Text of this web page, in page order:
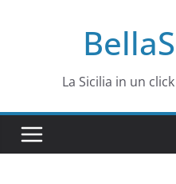
La Sicilia in un